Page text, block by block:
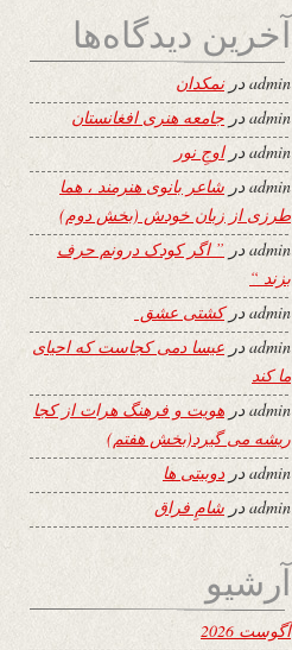
آخرین دیدگاه‌ها
adminدرنمکدان
adminدر جامعه هنری افغانستان
adminدراوجِ نور
adminدر شاعر بانوی هنرمند ، هما
طرزی از زبان خودش (بخش دوم)
adminدر ” اگر کودک درونم حرف
بزند “
adminدرکشتی عشق
adminدر عیسا دمی کجاست که احیای
ما کند
adminدر هویت و فرهنگ هرات از کجا
ریشه می گیرد(بخش هفتم)
adminدردوبیتی ها
admin در شامِ فراق
آرشیو
آگوست 2026